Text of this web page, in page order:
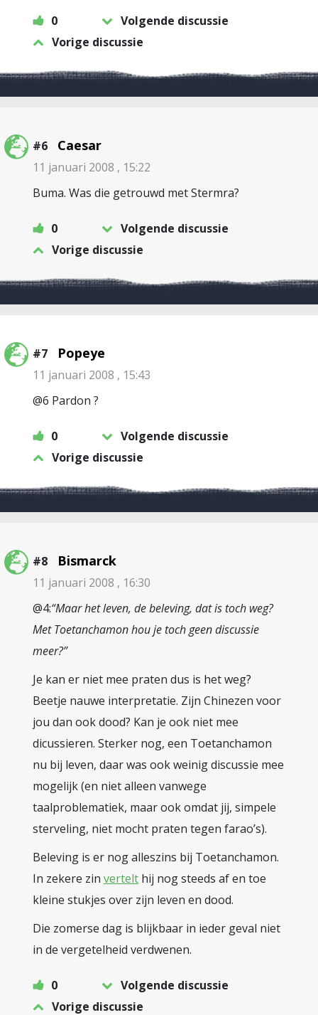
0
Volgende discussie
Vorige discussie
#6 Caesar
11 januari 2008 , 15:22
Buma. Was die getrouwd met Stermra?
0
Volgende discussie
Vorige discussie
#7 Popeye
11 januari 2008 , 15:43
@6 Pardon ?
0
Volgende discussie
Vorige discussie
#8 Bismarck
11 januari 2008 , 16:30
@4:“Maar het leven, de beleving, dat is toch weg?
Met Toetanchamon hou je toch geen discussie
meer?”
Je kan er niet mee praten dus is het weg?
Beetje nauwe interpretatie. Zijn Chinezen voor
jou dan ook dood? Kan je ook niet mee
dicussieren. Sterker nog, een Toetanchamon
nu bij leven, daar was ook weinig discussie mee
mogelijk (en niet alleen vanwege
taalproblematiek, maar ook omdat jij, simpele
sterveling, niet mocht praten tegen farao’s).
Beleving is er nog alleszins bij Toetanchamon.
In zekere zin vertelt hij nog steeds af en toe
kleine stukjes over zijn leven en dood.
Die zomerse dag is blijkbaar in ieder geval niet
in de vergetelheid verdwenen.
0
Volgende discussie
Vorige discussie